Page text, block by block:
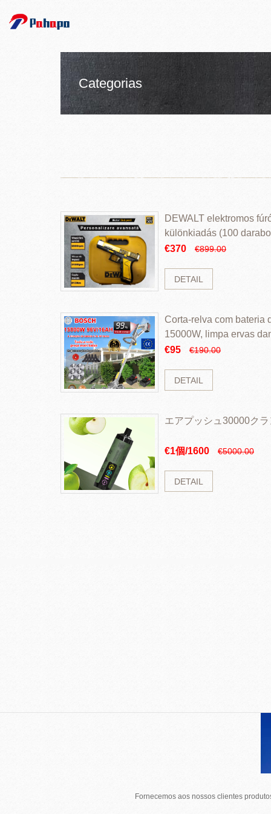
Categorias
DEWALT elektromos
különkiadás (100
€370
€899.00
DETAIL
Corta-relva com bateria
15000W, limpa ervas
rapidamente
€95 €190.00
DETAIL
エアプッシュ30000ク
€1個/1600 €5000.00
DETAIL
Fornecemos aos nossos clientes